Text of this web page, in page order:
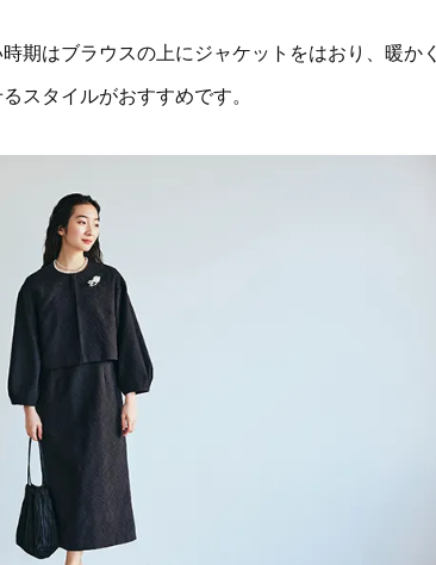
期はブラウスの上にジャケットをはおり、暖かく
スタイルがおすすめです。